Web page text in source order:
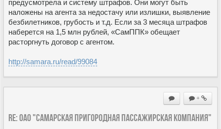
предусмотрела и систему штрафов. Они могут быть
наложены на агента за недостачу или излишки, выявление
безбилетников, грубость и т.д. Если за 3 месяца штрафов
наберется на 1,5 млн рублей, «СамППК» обещает
расторгнуть договор с агентом.
http://samara.ru/read/99084
+
Re: ОАО "Самарская пригородная пассажирская компания"